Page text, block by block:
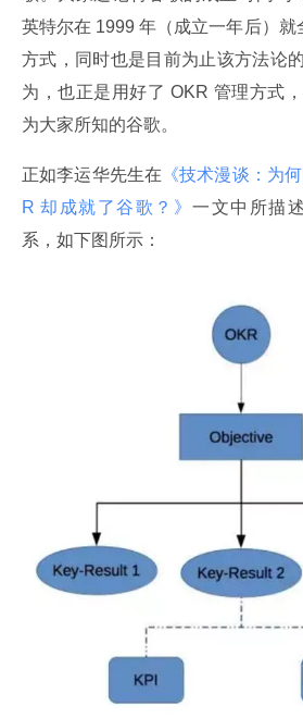
英特尔在 1999 年（成立一年后）就
方式，同时也是目前为止该方法论
为，也正是用好了 OKR 管理方式
为大家所知的谷歌。
正如李运华先生在 《技术漫谈：为
R 却成就了谷歌？》一文中所描
系，如下图所示：